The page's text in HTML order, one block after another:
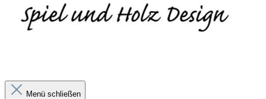
Menü schließen